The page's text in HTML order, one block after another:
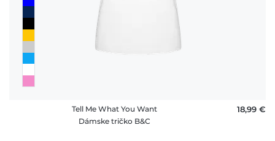
Tell Me What You Want
Dámske tričko B&C
18,99 €